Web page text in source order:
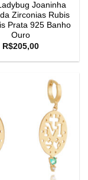
Joaninha
Zirconias Rubis
Prata 925 Banho
Ouro
R$205,00